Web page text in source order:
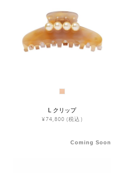
L クリップ
¥74,800 (税込)
Coming Soon